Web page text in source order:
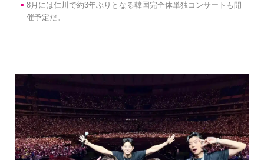
8月には仁川で約3年ぶりとなる韓国完全体単独コンサートも開
催予定だ。